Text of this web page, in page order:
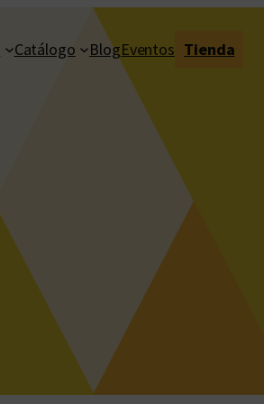
Catálogo BlogEventos Tienda